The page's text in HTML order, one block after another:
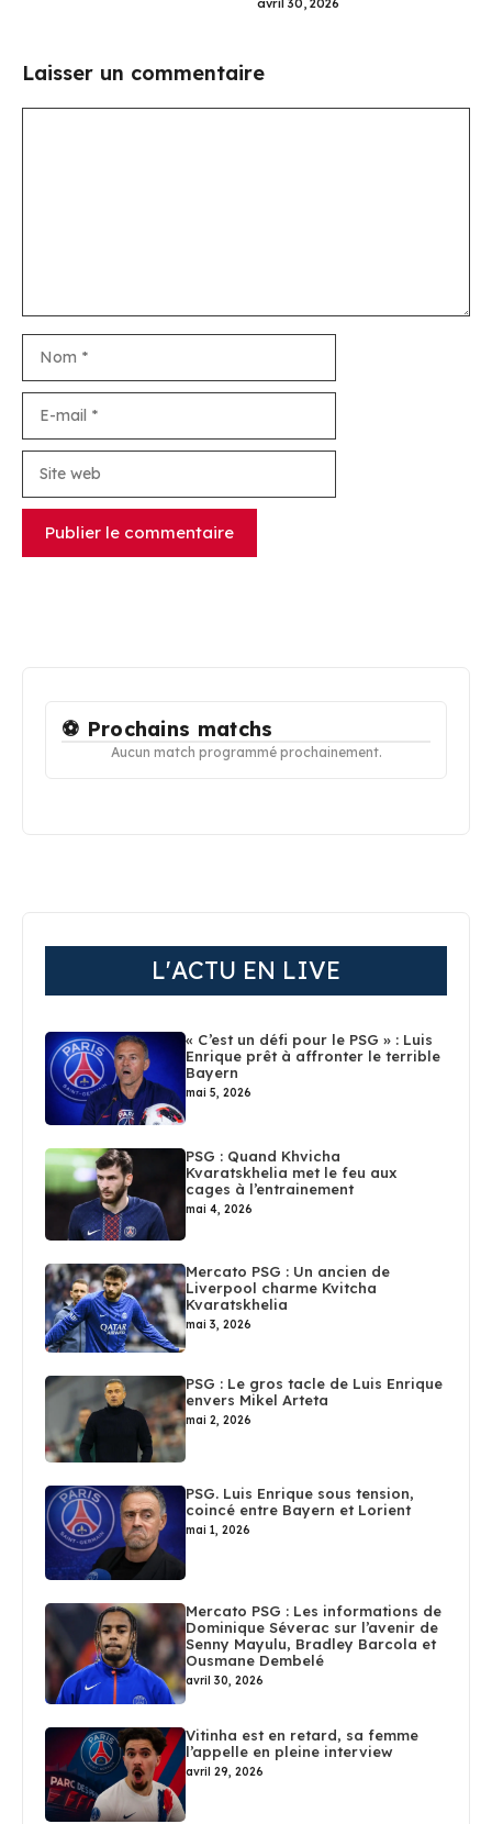
avril 30, 2026
Laisser un commentaire
mail
web
⚽ Prochains matchs
Aucun match programmé prochainement.
L'ACTU EN LIVE
« C’est un défi pour le PSG » : Luis
Enrique prêt à affronter le terrible
Bayern
mai 5, 2026
PSG : Quand Khvicha
Kvaratskhelia met le feu aux
cages à l’entrainement
mai 4, 2026
Mercato PSG : Un ancien de
Liverpool charme Kvitcha
Kvaratskhelia
mai 3, 2026
PSG : Le gros tacle de Luis Enrique
envers Mikel Arteta
mai 2, 2026
PSG. Luis Enrique sous tension,
coincé entre Bayern et Lorient
mai 1, 2026
Mercato PSG : Les informations de
Dominique Séverac sur l’avenir de
Senny Mayulu, Bradley Barcola et
Ousmane Dembelé
avril 30, 2026
Vitinha est en retard, sa femme
l’appelle en pleine interview
avril 29, 2026